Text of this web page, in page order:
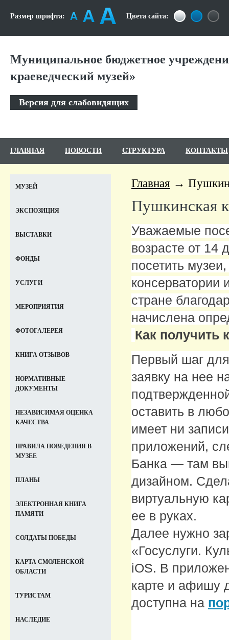
Размер шрифта: Цвета сайта:
Муниципальное бюджетное
краеведческий музей»
Версия для слабовидящих
ГЛАВНАЯ НОВОСТИ СТРУКТУРА КОНТАКТЫ
Главная
Пушкинская
Уважаемые
возрасте от 14
посетить
консерватории
стране
начислена
Как получить
Первый шаг
заявку на нее
оставить в
имеет ни
приложений,
Банка — там
дизайном.
виртуальную
ее в руках.
Далее нужно
«Госуслуги.
iOS. В
карте и афишу
доступна на
МУЗЕЙ
ЭКСПОЗИЦИЯ
ВЫСТАВКИ
ФОНДЫ
УСЛУГИ
МЕРОПРИЯТИЯ
ФОТОГАЛЕРЕЯ
КНИГА ОТЗЫВОВ
НОРМАТИВНЫЕ
ДОКУМЕНТЫ
НЕЗАВИСИМАЯ ОЦЕНКА
КАЧЕСТВА
ПРАВИЛА ПОВЕДЕНИЯ В
МУЗЕЕ
ПЛАНЫ
ЭЛЕКТРОННАЯ КНИГА
ПАМЯТИ
СОЛДАТЫ ПОБЕДЫ
КАРТА СМОЛЕНСКОЙ
ОБЛАСТИ
ТУРИСТАМ
НАСЛЕДИЕ